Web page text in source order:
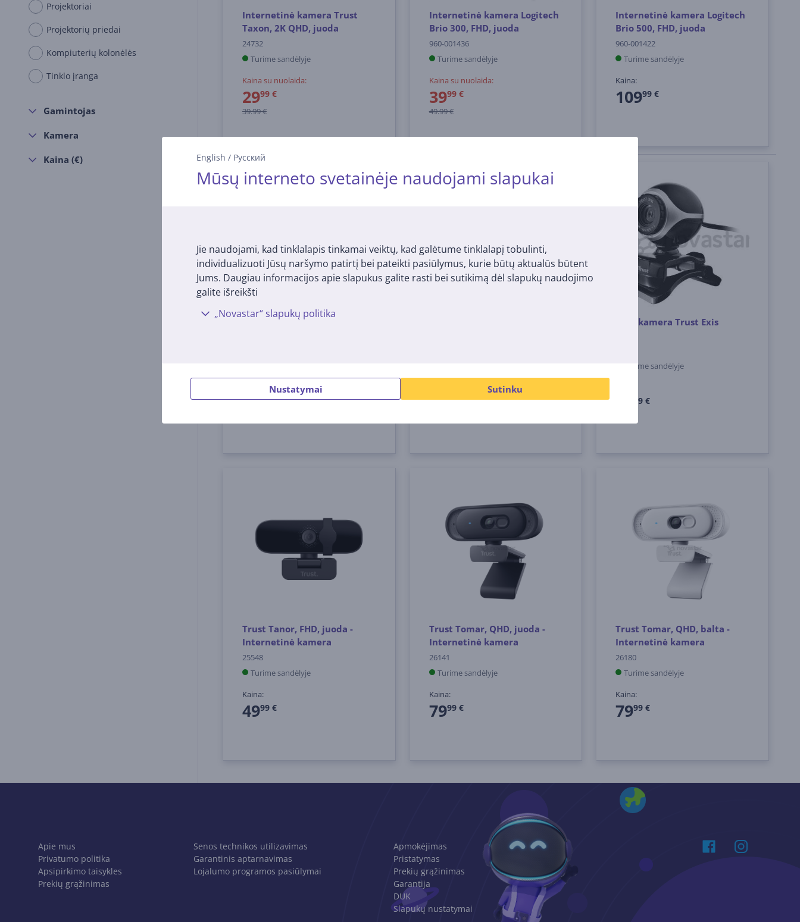
English / Русский
Mūsų interneto svetainėje naudojami slapukai
Jie naudojami, kad tinklalapis tinkamai veiktų, kad galėtume tinklalapį tobulinti,
individualizuoti Jūsų naršymo patirtį bei pateikti pasiūlymus, kurie būtų aktualūs būtent
Jums. Daugiau informacijos apie slapukus galite rasti bei sutikimą dėl slapukų naudojimo
galite išreikšti
„Novastar“ slapukų politika
Nustatymai Sutinku
Projektoriai
Projektorių priedai
Kompiuterių kolonėlės
Tinklo įranga
Gamintojas
Kamera
Kaina (€)
Internetinė kamera Trust
Taxon, 2K QHD, juoda
24732
Turime sandėlyje
Kaina su nuolaida:
2999 €
39.99 €
Internetinė kamera Logitech
Brio 300, FHD, juoda
960-001436
Turime sandėlyje
Kaina su nuolaida:
3999 €
49.99 €
Internetinė kamera Logitech
Brio 500, FHD, juoda
960-001422
Turime sandėlyje
Kaina:
10999 €
Logitech Brio 4K, juoda -
17999 € 22999 €
Web kamera Trust Exis
Turime sandėlyje
99 €
Trust Tanor, FHD, juoda -
Internetinė kamera
25548
Turime sandėlyje
Kaina:
4999 €
Trust Tomar, QHD, juoda -
Internetinė kamera
26141
Turime sandėlyje
Kaina:
7999 €
Trust Tomar, QHD, balta -
Internetinė kamera
26180
Turime sandėlyje
Kaina:
7999 €
Apie mus
Privatumo politika
Apsipirkimo taisykles
Prekių grąžinimas
Senos technikos utilizavimas
Garantinis aptarnavimas
Lojalumo programos pasiūlymai
Apmokėjimas
Pristatymas
Prekių grąžinimas
Garantija
DUK
Slapukų nustatymai